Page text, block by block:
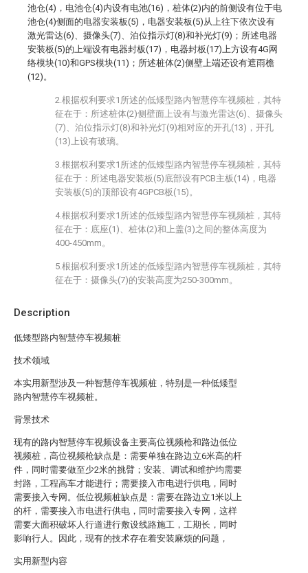
Description
低矮型路内智慧停车视频桩
技术领域
本实用新型涉及一种智慧停车视频桩，特别是一种低矮型
路内智慧停车视频桩。
背景技术
现有的路内智慧停车视频设备主要高位视频枪和路边低位
视频桩，高位视频枪缺点是：需要单独在路边立6米高的杆
件，同时需要做至少2米的挑臂；安装、调试和维护均需要
封路，工程高车才能进行；需要接入市电进行供电，同时
需要接入专网。低位视频桩缺点是：需要在路边立1米以上
的杆，需要接入市电进行供电，同时需要接入专网，这样
需要大面积破坏人行道进行敷设线路施工，工期长，同时
影响行人。因此，现有的技术存在着安装麻烦的问题，
实用新型内容
池仓(4)，电池仓(4)内设有电池(16)，桩体(2)内的前侧设有位于电
池仓(4)侧面的电器安装板(5)，电器安装板(5)从上往下依次设有
激光雷达(6)、摄像头(7)、泊位指示灯(8)和补光灯(9)；所述电器
安装板(5)的上端设有电器封板(17)，电器封板(17)上方设有4G网
络模块(10)和GPS模块(11)；所述桩体(2)侧壁上端还设有遮雨檐
(12)。
2.根据权利要求1所述的低矮型路内智慧停车视频桩，其特
征在于：所述桩体(2)侧壁面上设有与激光雷达(6)、摄像头
(7)、泊位指示灯(8)和补光灯(9)相对应的开孔(13)，开孔
(13)上设有玻璃。
3.根据权利要求1所述的低矮型路内智慧停车视频桩，其特
征在于：所述电器安装板(5)底部设有PCB主板(14)，电器
安装板(5)的顶部设有4GPCB板(15)。
4.根据权利要求1所述的低矮型路内智慧停车视频桩，其特
征在于：底座(1)、桩体(2)和上盖(3)之间的整体高度为
400-450mm。
5.根据权利要求1所述的低矮型路内智慧停车视频桩，其特
征在于：摄像头(7)的安装高度为250-300mm。